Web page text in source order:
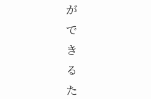
が
で
き
る
た